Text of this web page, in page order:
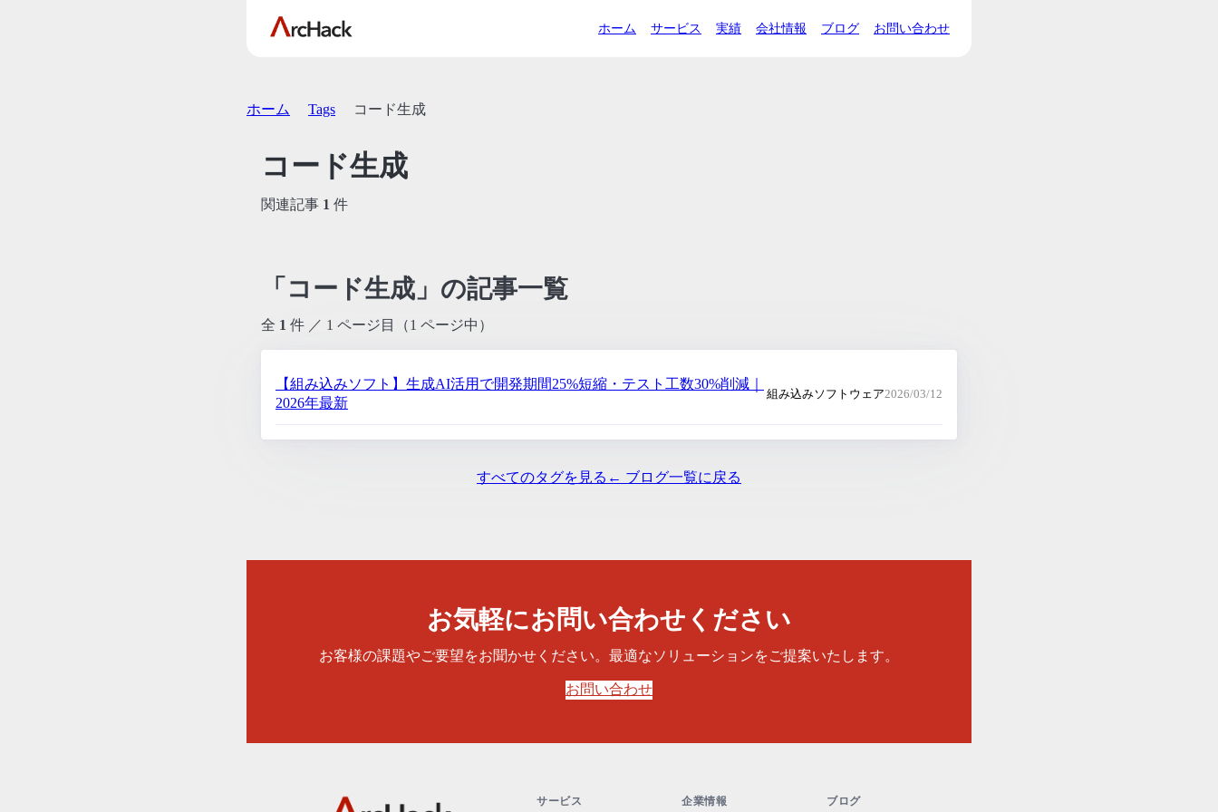
ホーム サービス 実績 会社情報 ブログ お問い合わせ
ホーム Tags コード生成
コード生成
関連記事 1 件
「コード生成」の記事一覧
全 1 件 ／ 1 ページ目（1 ページ中）
【組み込みソフト】生成AI活用で開発期間25%短縮・テスト工数30%削減｜
2026年最新
組み込みソフトウェア2026/03/12
すべてのタグを見る ← ブログ一覧に戻る
お気軽にお問い合わせください
お客様の課題やご要望をお聞かせください。最適なソリューションをご提案いたします。
お問い合わせ
サービス 企業情報 ブログ